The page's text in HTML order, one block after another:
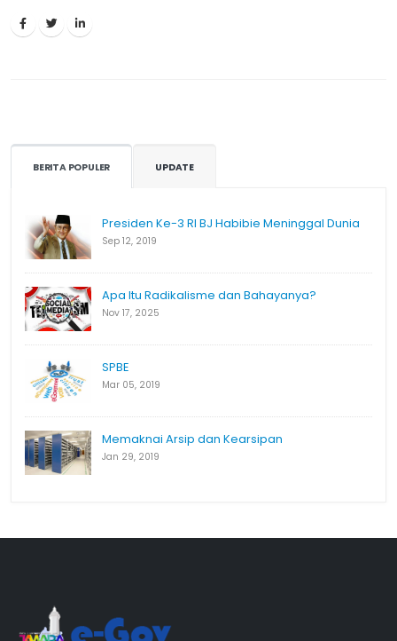
BERITA POPULER UPDATE
Presiden Ke-3 RI BJ Habibie Meninggal Dunia
Sep 12, 2019
Apa Itu Radikalisme dan Bahayanya?
Nov 17, 2025
SPBE
Mar 05, 2019
Memaknai Arsip dan Kearsipan
Jan 29, 2019